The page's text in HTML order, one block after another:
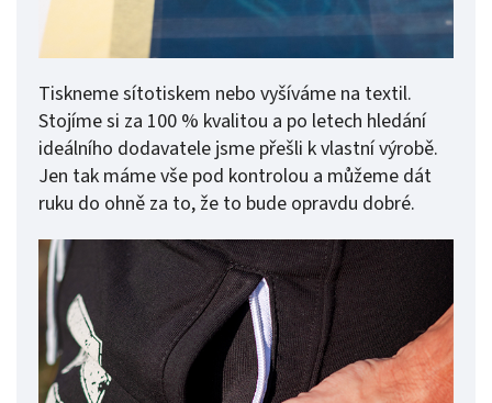
Tiskneme sítotiskem nebo vyšíváme na textil.
Stojíme si za 100 % kvalitou a po letech hledání
ideálního dodavatele jsme přešli k vlastní výrobě.
Jen tak máme vše pod kontrolou a můžeme dát
ruku do ohně za to, že to bude opravdu dobré.